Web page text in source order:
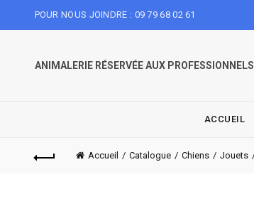
POUR NOUS JOINDRE : 09 79 68 02 61
ANIMALERIE RÉSERVÉE AUX PROFESSIONNELS
ACCUEIL
Accueil Catalogue Chiens Jouets